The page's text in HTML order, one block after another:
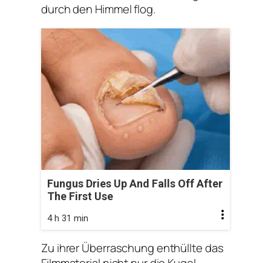
durch den Himmel flog.
Fungus Dries Up And Falls Off After
The First Use
4 h 31 min
Zu ihrer Überraschung enthüllte das